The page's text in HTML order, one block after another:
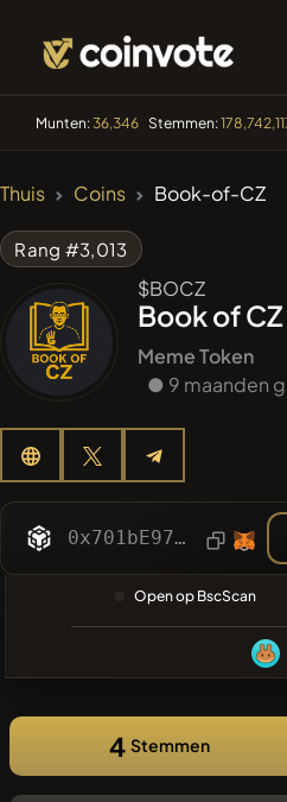
Munten:36,346 Stemmen:
Thuis Coins Book-of-CZ
Rang #3,013
$BOCZ
Book of CZ
Meme Token
● 9 maanden
0x701bE97c604A35aB7BCF6C75cA6de3aba0704444
Open op BscScan
4 Stemmen